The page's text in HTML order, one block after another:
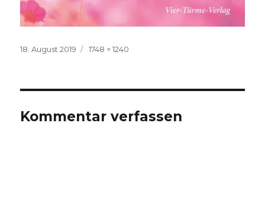
Veröffentlicht
18. August 2019
Volle
1748 × 1240
Kommentar verfassen